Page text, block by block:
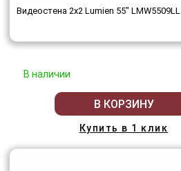
Видеостена 2x2 Lumien 55" LMW5509LL
В наличии
В КОРЗИНУ
Купить в 1 клик